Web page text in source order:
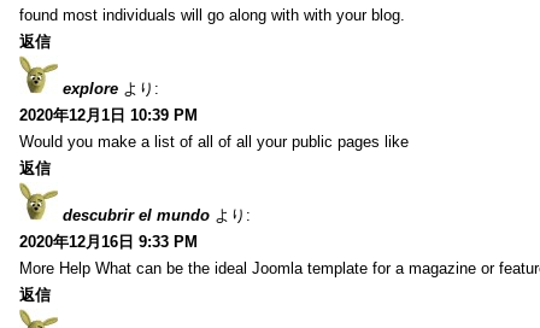
found most individuals will go along with with your blog.
返信
explore より:
2020年12月1日 10:39 PM
Would you make a list of all of all your public pages like
返信
descubrir el mundo より:
2020年12月16日 9:33 PM
More Help What can be the ideal Joomla template for a magazine or
返信